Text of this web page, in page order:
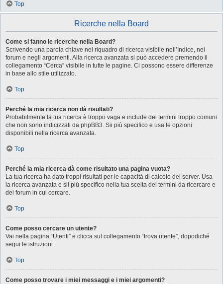
Top
Ricerche nella Board
Come si fanno le ricerche nella Board?
Scrivendo una parola chiave nel riquadro di ricerca visibile nell’Indice, nei
forum e negli argomenti. Alla ricerca avanzata si può accedere premendo il
collegamento “Cerca” visibile in tutte le pagine. Ci possono essere differenze
in base allo stile utilizzato.
Top
Perché la mia ricerca non dà risultati?
Probabilmente la tua ricerca è troppo vaga e include dei termini troppo comuni
che non sono indicizzati da phpBB3. Sii più specifico e usa le opzioni
disponibili nella ricerca avanzata.
Top
Perché la mia ricerca dà come risultato una pagina vuota?
La tua ricerca ha dato troppi risultati per le capacità di calcolo del server. Usa
la ricerca avanzata e sii più specifico nella tua scelta dei termini da ricercare e
dei forum in cui cercare.
Top
Come posso cercare un utente?
Vai nella pagina “Utenti” e clicca sul collegamento “trova utente”, dopodiché
segui le istruzioni.
Top
Come posso trovare i miei messaggi e i miei argomenti?